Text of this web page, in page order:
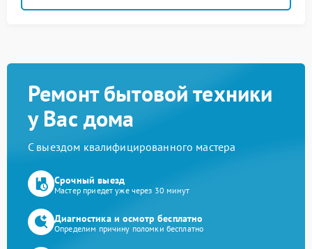
Ремонт бытовой техники
у Вас дома
С выездом квалифицированного мастера
Срочный выезд
Мастер приедет уже через 30 минут
Диагностика и осмотр бесплатно
Определим причину поломки бесплатно